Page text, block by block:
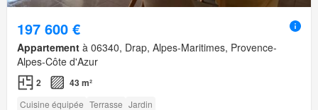
197 600 €
Appartement à 06340, Drap, Alpes-Maritimes, Provence-
Alpes-Côte d'Azur
2 43 m²
Cuisine équipée Terrasse Jardin